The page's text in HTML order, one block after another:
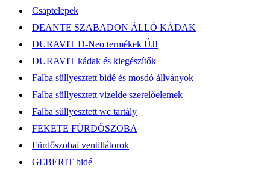
Csaptelepek
DEANTE SZABADON ÁLLÓ KÁDAK
DURAVIT D-Neo termékek ÚJ!
DURAVIT kádak és kiegészítők
Falba süllyesztett bidé és mosdó állványok
Falba süllyesztett vizelde szerelőelemek
Falba süllyesztett wc tartály
FEKETE FÜRDŐSZOBA
Fürdőszobai ventillátorok
GEBERIT bidé